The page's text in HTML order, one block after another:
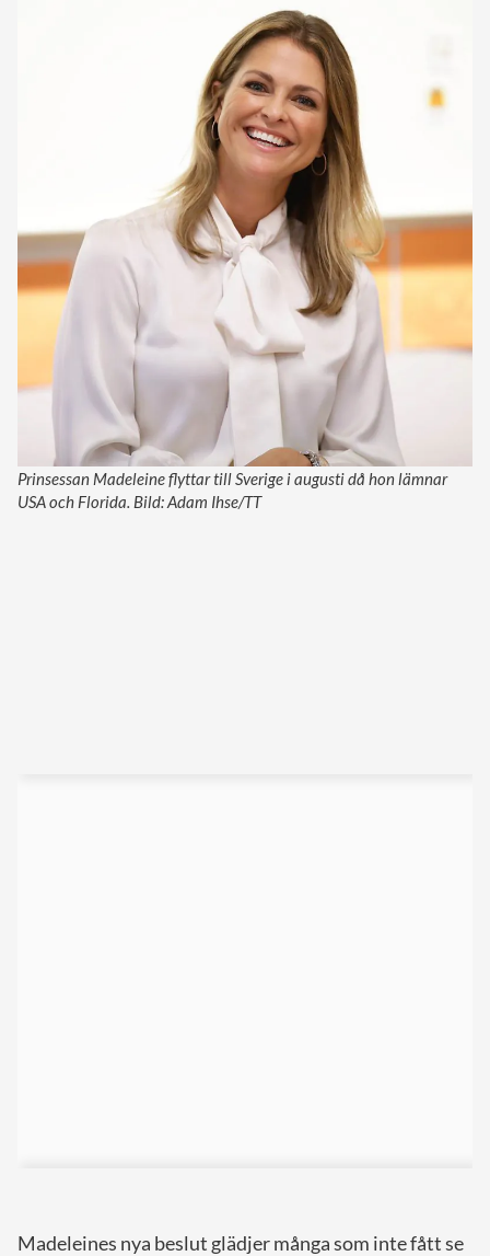
Prinsessan Madeleine flyttar till Sverige i augusti då hon lämnar
USA och Florida. Bild: Adam Ihse/TT
Madeleines nya beslut glädjer många som inte fått se